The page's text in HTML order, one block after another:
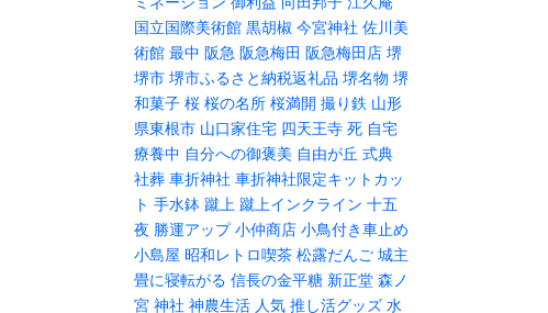
国立国際美術館 黒胡椒 今宮神社 佐川美
術館 最中 阪急 阪急梅田 阪急梅田店 堺
堺市 堺市ふるさと納税返礼品 堺名物 堺
和菓子 桜 桜の名所 桜満開 撮り鉄 山形
県東根市 山口家住宅 四天王寺 死 自宅
療養中 自分への御褒美 自由が丘 式典
社葬 車折神社 車折神社限定キットカッ
ト 手水鉢 蹴上 蹴上インクライン 十五
夜 勝運アップ 小仲商店 小鳥付き車止め
小島屋 昭和レトロ喫茶 松露だんご 城主
畳に寝転がる 信長の金平糖 新正堂 森ノ
宮 神社 神農生活 人気 推し活グッズ 水